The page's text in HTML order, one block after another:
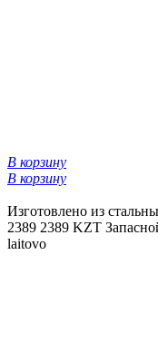
В корзину
В корзину
Изготовлено из
2389 2389 KZT
laitovo